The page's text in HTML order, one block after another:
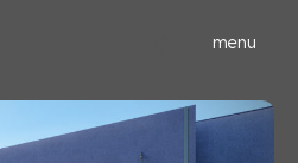
menu